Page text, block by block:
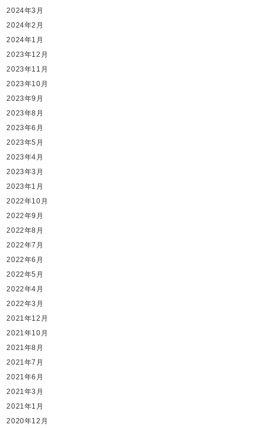
2024年3月
2024年2月
2024年1月
2023年12月
2023年11月
2023年10月
2023年9月
2023年8月
2023年6月
2023年5月
2023年4月
2023年3月
2023年1月
2022年10月
2022年9月
2022年8月
2022年7月
2022年6月
2022年5月
2022年4月
2022年3月
2021年12月
2021年10月
2021年8月
2021年7月
2021年6月
2021年3月
2021年1月
2020年12月